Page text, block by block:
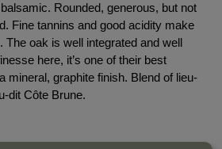
Rounded, generous, but not
Fine tannins and good acidity make
The oak is well integrated and well
here, it’s one of their best
mineral, graphite finish. Blend of lieu-
dit Côte Brune.